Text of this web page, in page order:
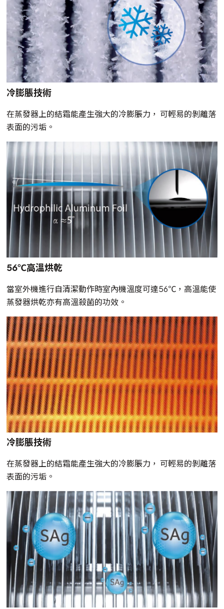
冷膨脹技術
在蒸發器上的結霜能產生強大的冷膨脹力， 可輕易的剝離落
表面的污垢。
56℃高溫烘乾
當室外機進行自清潔動作時室內機溫度可達56℃，高溫能使
蒸發器烘乾亦有高溫殺菌的功效。
冷膨脹技術
在蒸發器上的結霜能產生強大的冷膨脹力， 可輕易的剝離落
表面的污垢。